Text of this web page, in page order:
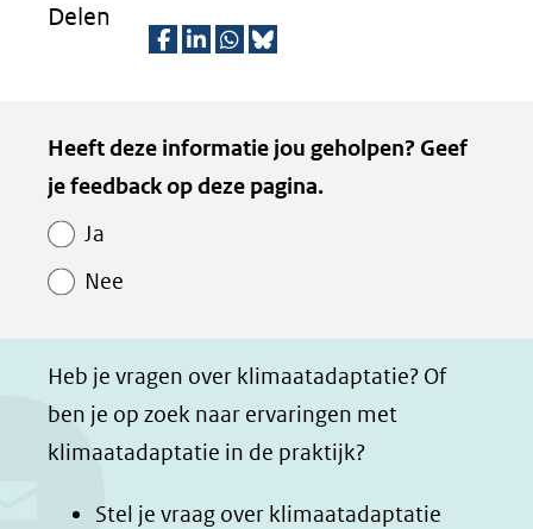
Delen
l
e
a
b
o
l
e
d
l
e
h
t
a
z
e
n
d
l
Kopie
van
Paginawaardering
Heeft deze informatie jou geholpen? Geef
je feedback op deze pagina.
Ja
Nee
Heb je vragen over klimaatadaptatie? Of
ben je op zoek naar ervaringen met
klimaatadaptatie in de praktijk?
Stel je vraag over klimaatadaptatie